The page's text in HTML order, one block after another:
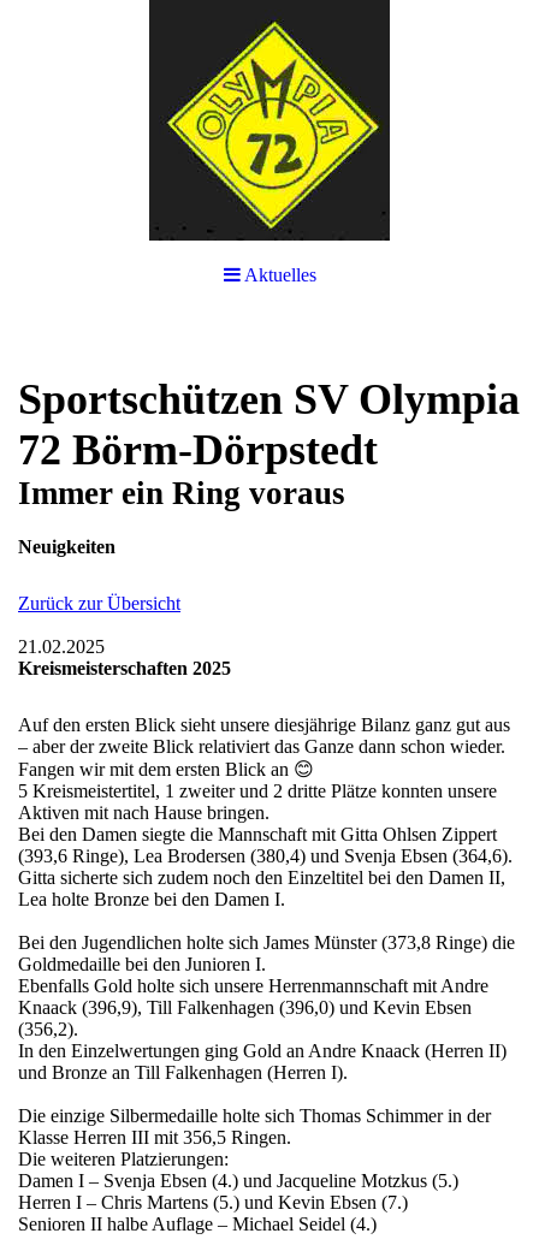
Aktuelles
Sportschützen SV Olympia
72 Börm-Dörpstedt
Immer ein Ring voraus
Neuigkeiten
Zurück zur Übersicht
21.02.2025
Kreismeisterschaften 2025
Auf den ersten Blick sieht unsere diesjährige Bilanz ganz gut aus
– aber der zweite Blick relativiert das Ganze dann schon wieder.
Fangen wir mit dem ersten Blick an 😊
5 Kreismeistertitel, 1 zweiter und 2 dritte Plätze konnten unsere
Aktiven mit nach Hause bringen.
Bei den Damen siegte die Mannschaft mit Gitta Ohlsen Zippert
(393,6 Ringe), Lea Brodersen (380,4) und Svenja Ebsen (364,6).
Gitta sicherte sich zudem noch den Einzeltitel bei den Damen II,
Lea holte Bronze bei den Damen I.
Bei den Jugendlichen holte sich James Münster (373,8 Ringe) die
Goldmedaille bei den Junioren I.
Ebenfalls Gold holte sich unsere Herrenmannschaft mit Andre
Knaack (396,9), Till Falkenhagen (396,0) und Kevin Ebsen
(356,2).
In den Einzelwertungen ging Gold an Andre Knaack (Herren II)
und Bronze an Till Falkenhagen (Herren I).
Die einzige Silbermedaille holte sich Thomas Schimmer in der
Klasse Herren III mit 356,5 Ringen.
Die weiteren Platzierungen:
Damen I – Svenja Ebsen (4.) und Jacqueline Motzkus (5.)
Herren I – Chris Martens (5.) und Kevin Ebsen (7.)
Senioren II halbe Auflage – Michael Seidel (4.)